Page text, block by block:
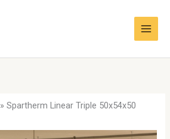
»Spartherm Linear Triple 50x54x50